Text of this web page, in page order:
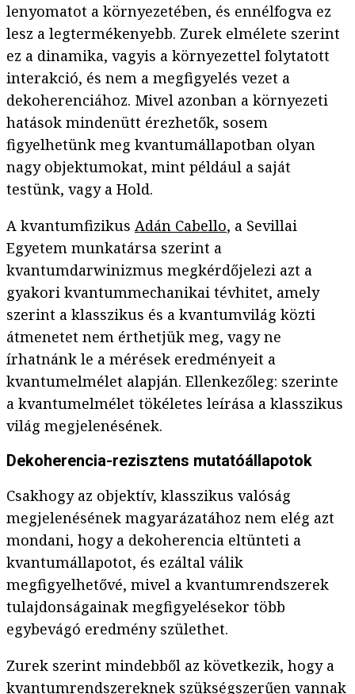
lenyomatot a környezetében, és ennélfogva ez
lesz a legtermékenyebb. Zurek elmélete szerint
ez a dinamika, vagyis a környezettel folytatott
interakció, és nem a megfigyelés vezet a
dekoherenciához. Mivel azonban a környezeti
hatások mindenütt érezhetők, sosem
figyelhetünk meg kvantumállapotban olyan
nagy objektumokat, mint például a saját
testünk, vagy a Hold.
A kvantumfizikus Adán Cabello, a Sevillai
Egyetem munkatársa szerint a
kvantumdarwinizmus megkérdőjelezi azt a
gyakori kvantummechanikai tévhitet, amely
szerint a klasszikus és a kvantumvilág közti
átmenetet nem érthetjük meg, vagy ne
írhatnánk le a mérések eredményeit a
kvantumelmélet alapján. Ellenkezőleg: szerinte
a kvantumelmélet tökéletes leírása a klasszikus
világ megjelenésének.
Dekoherencia-rezisztens mutatóállapotok
Csakhogy az objektív, klasszikus valóság
megjelenésének magyarázatához nem elég azt
mondani, hogy a dekoherencia eltünteti a
kvantumállapotot, és ezáltal válik
megfigyelhetővé, mivel a kvantumrendszerek
tulajdonságainak megfigyelésekor több
egybevágó eredmény születhet.
Zurek szerint mindebből az következik, hogy a
kvantumrendszereknek szükségszerűen vannak